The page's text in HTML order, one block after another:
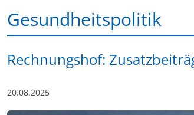
Gesundheitspolitik
Rechnungshof:
20.08.2025